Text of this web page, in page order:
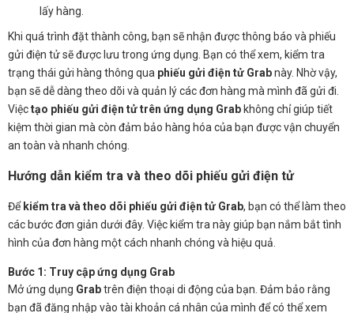
lấy hàng.
Khi quá trình đặt thành công, bạn sẽ nhận được thông báo và phiếu
gửi điện tử sẽ được lưu trong ứng dụng. Bạn có thể xem, kiểm tra
trạng thái gửi hàng thông qua phiếu gửi điện tử Grabnày. Nhờ vậy,
bạn sẽ dễ dàng theo dõi và quản lý các đơn hàng mà mình đã gửi đi.
Việctạo phiếu gửi điện tử trên ứng dụng Grab không chỉ giúp tiết
kiệm thời gian mà còn đảm bảo hàng hóa của bạn được vận chuyển
an toàn và nhanh chóng.
Hướng dẫn kiểm tra và theo dõi phiếu gửi điện tử
Để kiểm tra và theo dõi phiếu gửi điện tử Grab, bạn có thể làm theo
các bước đơn giản dưới đây. Việc kiểm tra này giúp bạn nắm bắt tình
hình của đơn hàng một cách nhanh chóng và hiệu quả.
Bước 1: Truy cập ứng dụng Grab
Mở ứng dụng Grabtrên điện thoại di động của bạn. Đảm bảo rằng
bạn đã đăng nhập vào tài khoản cá nhân của mình để có thể xem